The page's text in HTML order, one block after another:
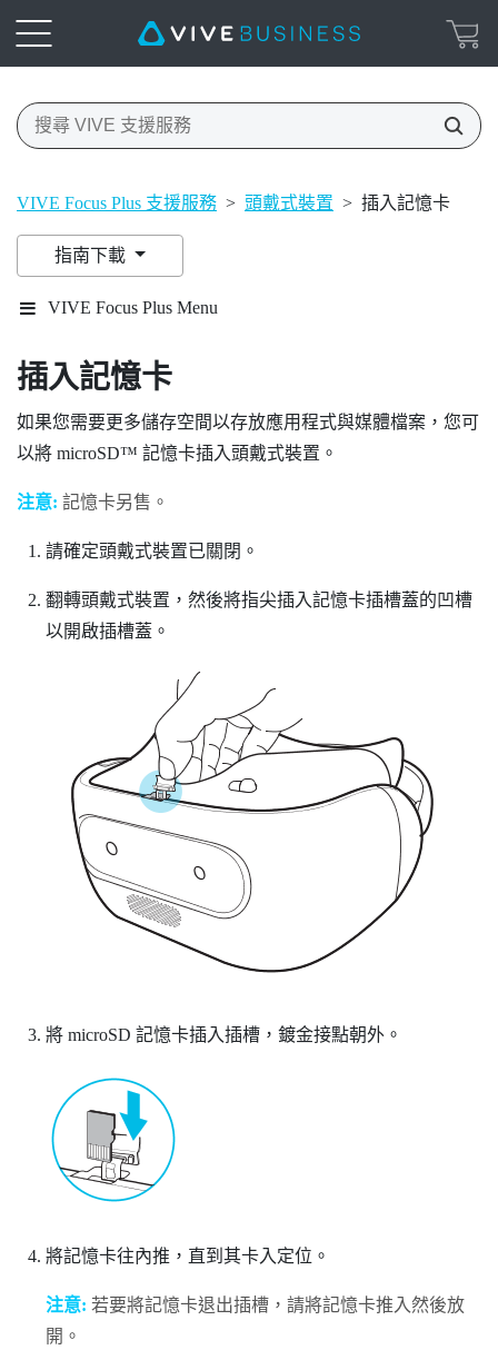
VIVE Focus Plus 支援服務 > 頭戴式裝置 > 插入記憶卡
指南下載
VIVE Focus Plus Menu
插入記憶卡
如果您需要更多儲存空間以存放應用程式與媒體檔案，您可
以將 microSD™ 記憶卡插入頭戴式裝置。
注意: 記憶卡另售。
請確定頭戴式裝置已關閉。
翻轉頭戴式裝置，然後將指尖插入記憶卡插槽蓋的凹槽
以開啟插槽蓋。
將 microSD 記憶卡插入插槽，鍍金接點朝外。
將記憶卡往內推，直到其卡入定位。
注意: 若要將記憶卡退出插槽，請將記憶卡推入然後放
開。